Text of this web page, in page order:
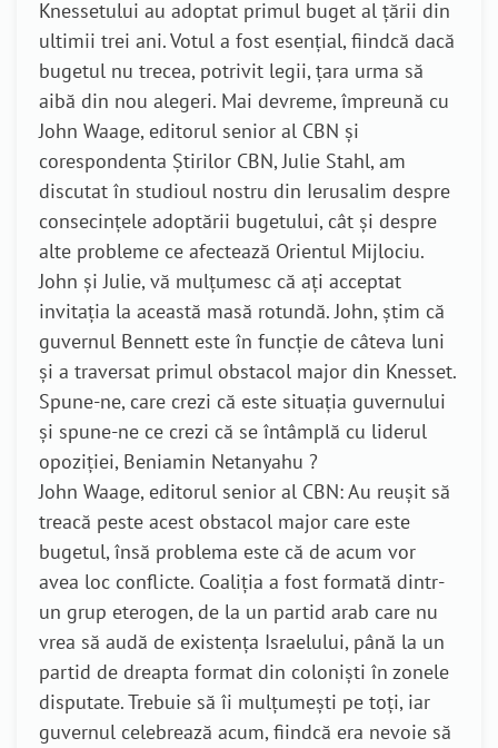
Knessetului au adoptat primul buget al țării din
ultimii trei ani. Votul a fost esențial, fiindcă dacă
bugetul nu trecea, potrivit legii, țara urma să
aibă din nou alegeri. Mai devreme, împreună cu
John Waage, editorul senior al CBN și
corespondenta Știrilor CBN, Julie Stahl, am
discutat în studioul nostru din Ierusalim despre
consecințele adoptării bugetului, cât și despre
alte probleme ce afectează Orientul Mijlociu.
John și Julie, vă mulțumesc că ați acceptat
invitația la această masă rotundă. John, știm că
guvernul Bennett este în funcție de câteva luni
și a traversat primul obstacol major din Knesset.
Spune-ne, care crezi că este situația guvernului
și spune-ne ce crezi că se întâmplă cu liderul
opoziției, Beniamin Netanyahu ?
John Waage, editorul senior al CBN: Au reușit să
treacă peste acest obstacol major care este
bugetul, însă problema este că de acum vor
avea loc conflicte. Coaliția a fost formată dintr-
un grup eterogen, de la un partid arab care nu
vrea să audă de existența Israelului, până la un
partid de dreapta format din coloniști în zonele
disputate. Trebuie să îi mulțumești pe toți, iar
guvernul celebrează acum, fiindcă era nevoie să